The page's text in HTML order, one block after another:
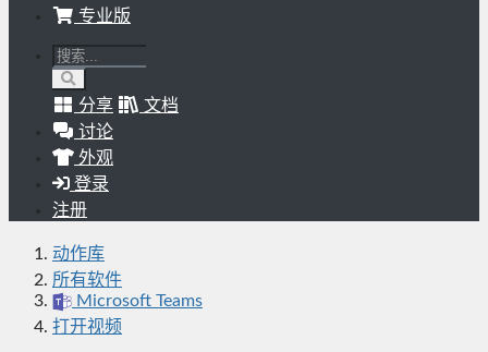
专业版
分享
文档
讨论
外观
登录
注册
动作库
所有软件
Microsoft Teams
打开视频